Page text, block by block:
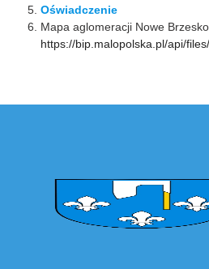
Oświadczenie
Mapa aglomeracji Nowe Brzesko
https://bip.malopolska.pl/api/